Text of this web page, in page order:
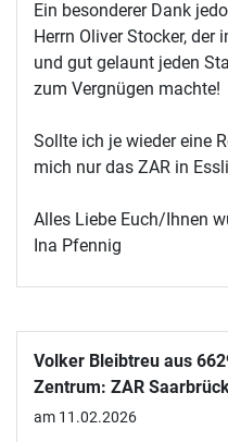
Ein besonderer Dank
Herrn Oliver Stocker,
und gut gelaunt jeden
zum Vergnügen machte!
Sollte ich je wieder eine
mich nur das ZAR in
Alles Liebe Euch/Ihnen
Ina Pfennig
Volker Bleibtreu aus
Zentrum: ZAR
am 11.02.2026